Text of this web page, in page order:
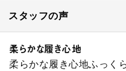
スタッフの声
柔らかな履き心地
柔らかな履き心地ふっく